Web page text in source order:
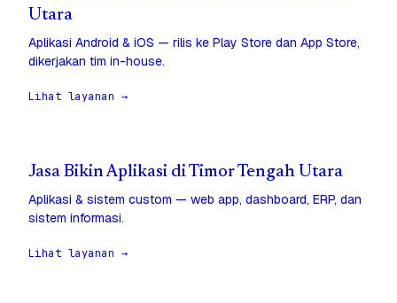
Utara
Aplikasi Android & iOS — rilis ke Play Store dan App Store,
dikerjakan tim in-house.
Lihat layanan →
Jasa Bikin Aplikasi di Timor Tengah Utara
Aplikasi & sistem custom — web app, dashboard, ERP, dan
sistem informasi.
Lihat layanan →